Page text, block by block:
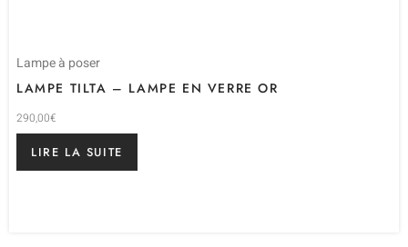
Lampe à poser
LAMPE TILTA – LAMPE EN VERRE OR
290,00€
LIRE LA SUITE